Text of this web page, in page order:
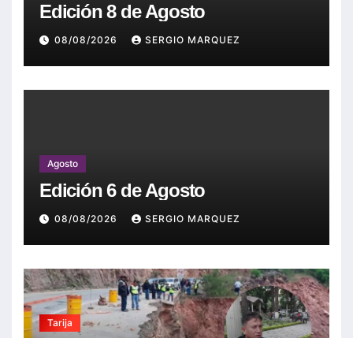
Edición 8 de Agosto
08/08/2026 SERGIO MARQUEZ
Agosto
Edición 6 de Agosto
08/08/2026 SERGIO MARQUEZ
Tarija